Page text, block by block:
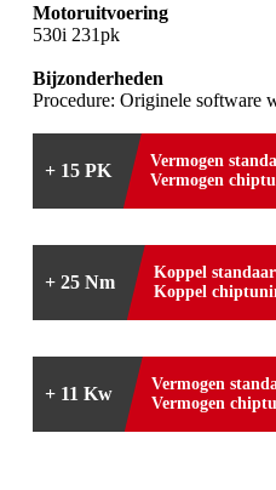
Motoruitvoering
530i 231pk
Bijzonderheden
Procedure: Originele software
+ 15 PK Vermogen
Vermogen
+ 25 Nm Koppel
Koppel
+ 11 Kw Vermogen
Vermogen